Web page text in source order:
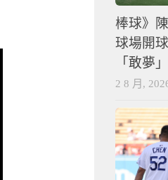
棒球》
球場開
「敢夢
2 8 月,